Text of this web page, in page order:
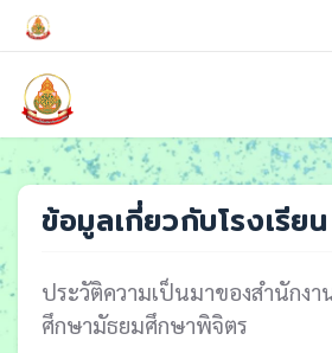
ข้อมูลเกี่ยวกับโรงเรียน
ประวัติความเป็นมาของสำนักง
ศึกษามัธยมศึกษาพิจิตร